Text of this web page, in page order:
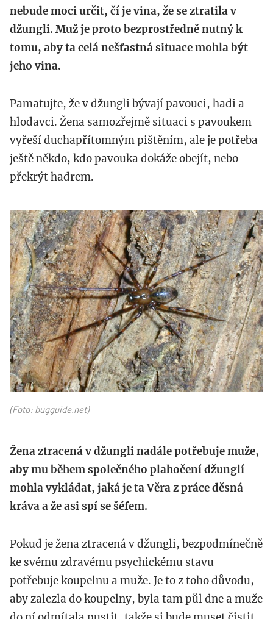
nebude moci určit, čí je vina, že se ztratila v
džungli. Muž je proto bezprostředně nutný k
tomu, aby ta celá nešťastná situace mohla být
jeho vina.
Pamatujte, že v džungli bývají pavouci, hadi a
hlodavci. Žena samozřejmě situaci s pavoukem
vyřeší duchapřítomným pištěním, ale je potřeba
ještě někdo, kdo pavouka dokáže obejít, nebo
překrýt hadrem.
httpbugguide.net_.jpg
(Foto: bugguide.net)
Žena ztracená v džungli nadále potřebuje muže,
aby mu během společného plahočení džunglí
mohla vykládat, jaká je ta Věra z práce děsná
kráva a že asi spí se šéfem.
Pokud je žena ztracená v džungli, bezpodmínečně
ke svému zdravému psychickému stavu
potřebuje koupelnu a muže. Je to z toho důvodu,
aby zalezla do koupelny, byla tam půl dne a muže